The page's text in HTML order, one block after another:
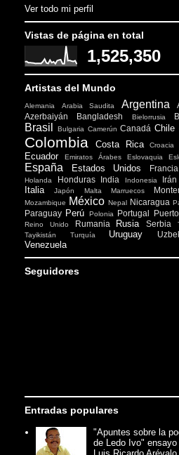
Ver todo mi perfil
Vistas de página en total
1,525,350
Artistas del Mundo
Alemania Arabia Saudita Argentina
Azerbaiyán
Bangladesh Bielorrusia
Brasil Bulgaria Camerún Canadá Chile
Colombia Costa Rica Croacia
Ecuador
Emiratos Árabes Eslovaquia
España Estados Unidos Francia
Holanda
Honduras India Indonesia Irán
Italia Japón Malta Marruecos
Mozambique México Nepal Nicaragua
Paraguay Perú Polonia Portugal
Reino Unido Rumania Rusia Serbia
Tayikistán
Turquía Uruguay
Venezuela
Seguidores
Entradas populares
"Apuntes sobre la
de Ledo Ivo" ensayo